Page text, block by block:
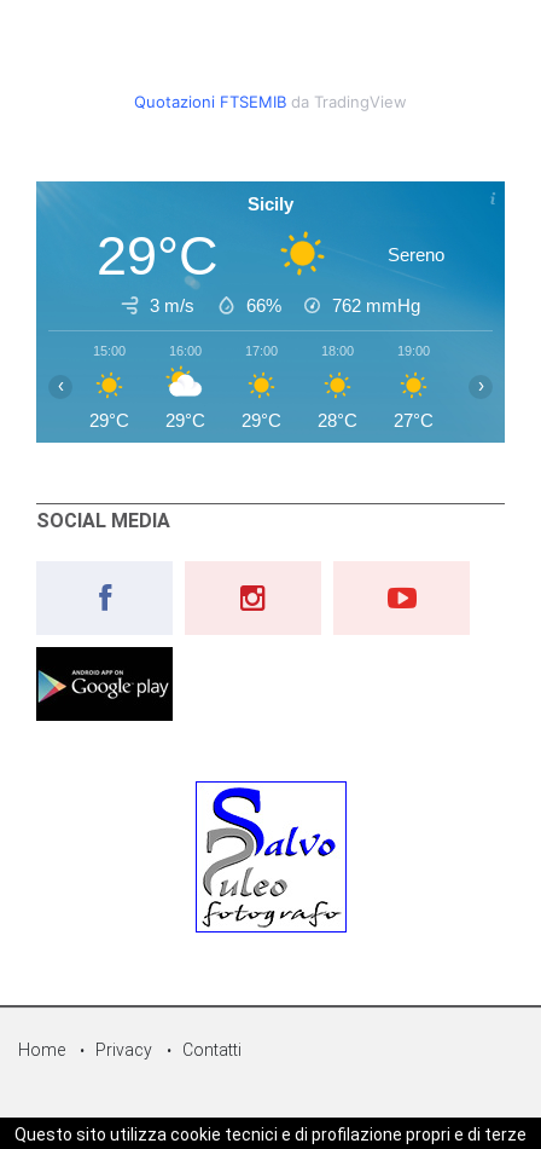
Quotazioni FTSEMIB da TradingView
Sicily
29°C Sereno
3 m/s 66% 762 mmHg
15:00
29°C
16:00
29°C
17:00
29°C
18:00
28°C
19:00
27°C
‹ ›
SOCIAL MEDIA
Home Privacy Contatti
© Copyright 2026 - Sicilpress Publisher soc.coop - P.Iva:
Questo sito utilizza cookie tecnici e di profilazione propri e di terze